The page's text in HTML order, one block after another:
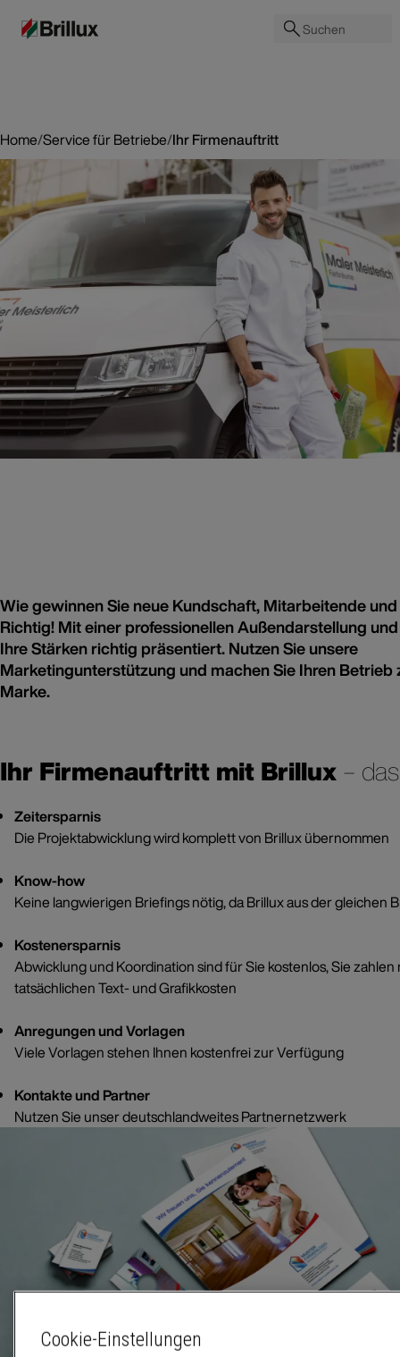
Suchen
Home/Service für Betriebe/Ihr Firmenauftritt
Ihr Firmenauftritt
Alles, was Sie sichtbar macht
Marketingunterstützung für jeden Anlass
Wie gewinnen Sie neue Kundschaft, Mitarbeitende
Richtig! Mit einer professionellen Außendarstellung
Ihre Stärken richtig präsentiert. Nutzen Sie unsere
Marketingunterstützung und machen Sie Ihren Betrieb
Marke.
Ihr Firmenauftritt mit Brillux–
Zeitersparnis
Die Projektabwicklung wird komplett von Brillux übernommen
Know-how
Keine langwierigen Briefings nötig, da Brillux aus der gleichen
Kostenersparnis
Abwicklung und Koordination sind für Sie kostenlos, Sie zahlen
tatsächlichen Text- und Grafikkosten
Anregungen und Vorlagen
Viele Vorlagen stehen Ihnen kostenfrei zur Verfügung
Kontakte und Partner
Nutzen Sie unser deutschlandweites Partnernetzwerk
Cookie-Einstellungen